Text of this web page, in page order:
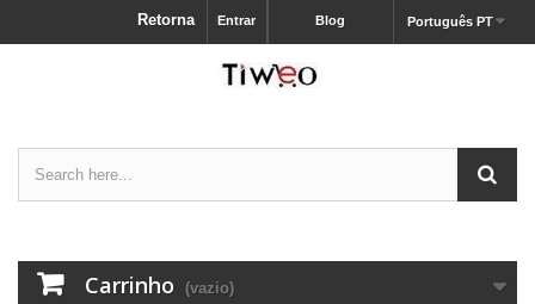
Português PT
Blog
Entrar
Retorna
Carrinho (vazio)